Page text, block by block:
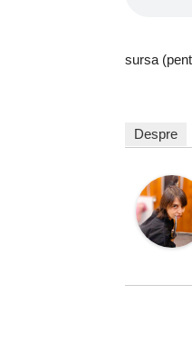
sursa
Despre